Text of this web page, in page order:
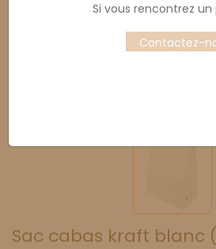
Sac cabas kraft blanc
Si vous rencontrez un
Contactez-